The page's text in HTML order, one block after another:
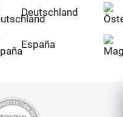
Deutschland
España